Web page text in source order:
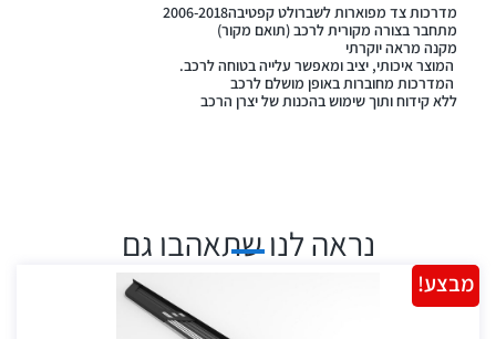
מדרכות צד מפוארות לשברולט קפטיבה2006-2018
מתחבר בצורה מקורית לרכב (תואם מקור)
מקנה מראה יוקרתי
המוצר איכותי, יציב ומאפשר עלייה בטוחה לרכב.
המדרכות מחוברות באופן מושלם לרכב
ללא קידוח ותוך שימוש בהכנות של יצרן הרכב
נראה לנו שתאהבו גם
מבצע!